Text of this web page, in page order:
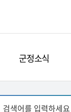
군정소식